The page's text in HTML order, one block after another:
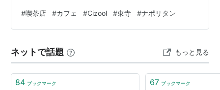
京都
〈京都駅 〉←東寺→ 十条 …大和西大寺
近鉄奈良）
*リスト：駅キーワード
玉ねぎなどけっこう具だくさん。パスタは普通のスパゲ
ッティ。自家製だと思われるナポリタンソースはトマト
だけに残念。 支払いはカードＯＫ。専用駐車場なく行き
やすくはないし、味は好みじゃないし、いいお値段だ
し、わざわざ行くほどではな…
#喫茶店 #カフェ #Cizool #東寺 #ナポリタン
ネットで話題 もっと見る
84 ブックマーク 67 ブックマーク